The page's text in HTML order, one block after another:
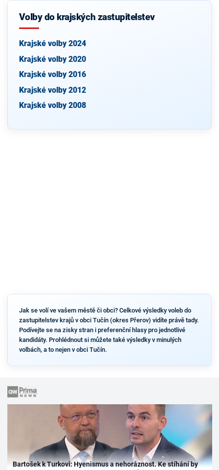
Volby do krajských zastupitelstev
Krajské volby 2024
Krajské volby 2020
Krajské volby 2016
Krajské volby 2012
Krajské volby 2008
Jak se volí ve vašem městě či obci? Celkové výsledky voleb do
zastupitelstev krajů v obci Tučín (okres Přerov) vidíte právě tady.
Podívejte se na zisky stran i preferenční hlasy pro jednotlivé
kandidáty. Prohlédnout si můžete také výsledky v minulých
volbách, a to nejen v obci Tučín.
Bartošek k Turkovi: Hyenismus a nehoráznost. Ke stíhání by